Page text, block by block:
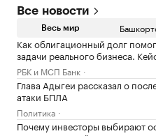
Все новости
Весь мир
Как облигационный долг
задачи реального бизнеса.
РБК и МСП Банк
Глава Адыгеи рассказал о
атаки БПЛА
Политика
Почему инвесторы выбирают